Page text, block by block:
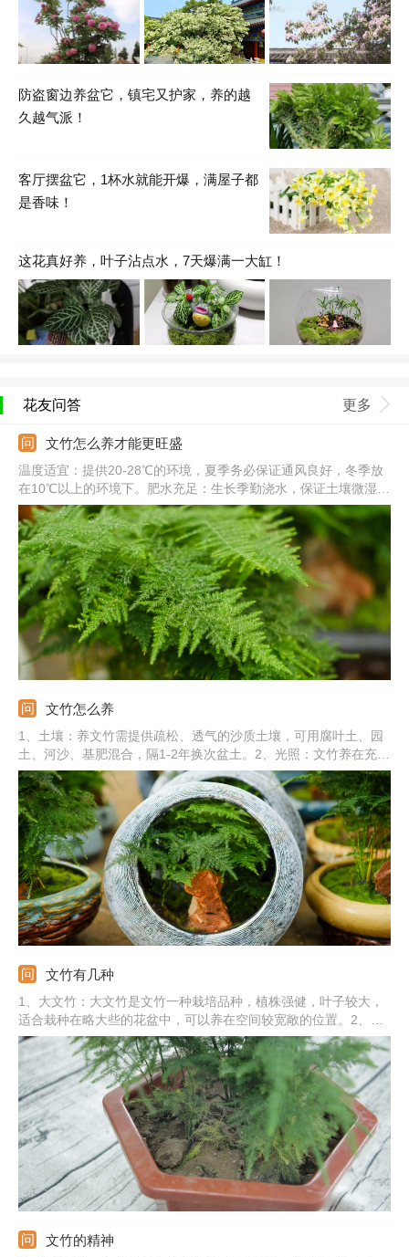
防盗窗边养盆它，镇宅又护家，养的越
久越气派！
客厅摆盆它，1杯水就能开爆，满屋子都
是香味！
这花真好养，叶子沾点水，7天爆满一大缸！
花友问答 更多
文竹怎么养才能更旺盛
温度适宜：提供20-28℃的环境，夏季务必保证通风良好，冬季放
在10℃以上的环境下。肥水充足：生长季勤浇水，保证土壤微湿，
每月还需追肥一次，给予充足的营养。适当遮光：文竹不耐晒，偶
尔让它接受散光即可，避免晒伤。土壤适宜：用松软、透气、肥沃
的土壤栽培，且每年都需换土一次。
文竹怎么养
1、土壤：养文竹需提供疏松、透气的沙质土壤，可用腐叶土、园
土、河沙、基肥混合，隔1-2年换次盆土。2、光照：文竹养在充足
的散光中，不能暴晒在烈日下。3、水分：文竹喜湿润，生长阶段
及时浇水，还需配合叶面和周边喷水。4、肥料：文竹生长阶段每
隔2周施次氮肥，坚持薄肥勤施。5、修剪：适当修剪枝叶，保持美
观。
文竹有几种
1、大文竹：大文竹是文竹一种栽培品种，植株强健，叶子较大，
适合栽种在略大些的花盆中，可以养在空间较宽敞的位置。2、矮
文竹：矮文竹是种常见的文竹，植株比较低矮，茎部丛生较直立，
给人一种清秀、闲逸的美感。3、细叶文竹：细叶文竹的叶状枝条
很细长，在每年的5-9月份开花，果实颜色为鲜红色。
文竹的精神